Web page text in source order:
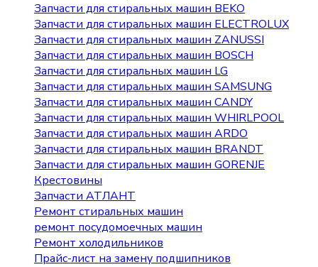
Запчасти для стиральных машин BEKO
Запчасти для стиральных машин ELECTROLUX
Запчасти для стиральных машин ZANUSSI
Запчасти для стиральных машин BOSCH
Запчасти для стиральных машин LG
Запчасти для стиральных машин SAMSUNG
Запчасти для стиральных машин CANDY
Запчасти для стиральных машин WHIRLPOOL
Запчасти для стиральных машин ARDO
Запчасти для стиральных машин BRANDT
Запчасти для стиральных машин GORENJE
Крестовины
Запчасти АТЛАНТ
Ремонт стиральных машин
ремонт посудомоечных машин
Ремонт холодильников
Прайс-лист на замену подшипников